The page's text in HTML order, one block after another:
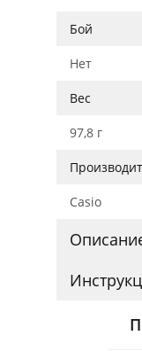
Бой
Нет
Вес
97,8 г
Casio